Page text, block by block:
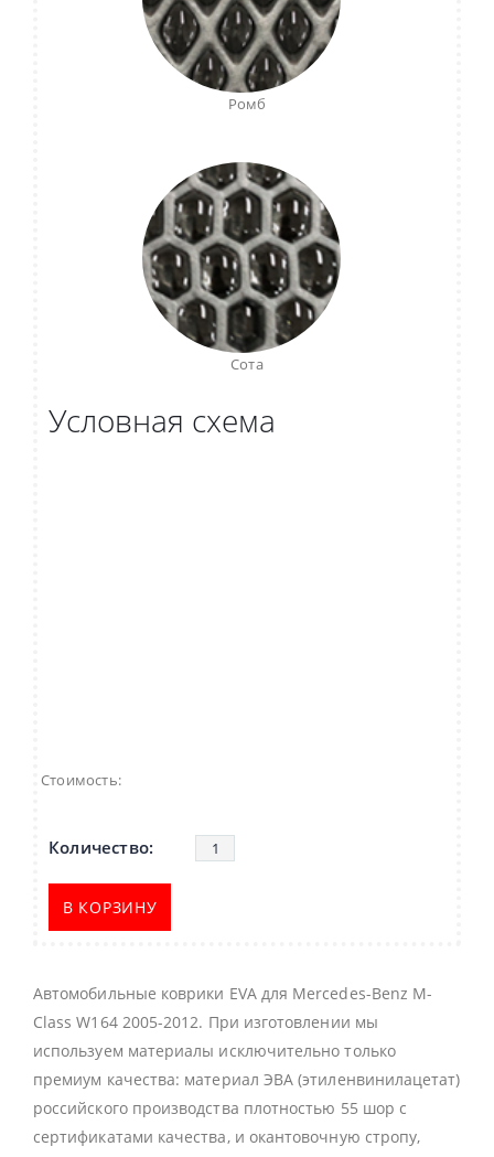
Ромб
Сота
Условная схема
Стоимость:
В КОРЗИНУ
Автомобильные коврики EVA для Mercedes-Benz M-
Class W164 2005-2012. При изготовлении мы
используем материалы исключительно только
премиум качества: материал ЭВА (этиленвинилацетат)
российского производства плотностью 55 шор с
сертификатами качества, и окантовочную стропу,